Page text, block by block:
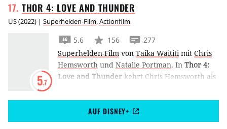
THOR 4: LOVE AND THUNDER
US(2022) | Superhelden-Film,Actionfilm
5.7
5.6 156
277
Superhelden-Film von Taika Waititimit Chris
Hemsworth und Natalie Portman. In Thor 4:
Love and Thunder kehrt Chris Hemsworth als
zurück und erlebt ein neues Abenteuer.
Gemeinsam mit Valkyrie, Korg und Jane
Foster, die nun die Superheldin Mighty Thor
AUF DISNEY+